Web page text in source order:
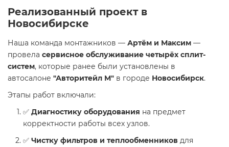
Реализованный проект в
Новосибирске
Наша команда монтажников — Артём и Максим —
провела сервисное обслуживание четырёх сплит-
систем, которые ранее были установлены в
автосалоне "Авторитейл М" в городе Новосибирск.
Этапы работ включали:
✅ Диагностику оборудования на предмет
корректности работы всех узлов.
✅ Чистку фильтров и теплообменников для